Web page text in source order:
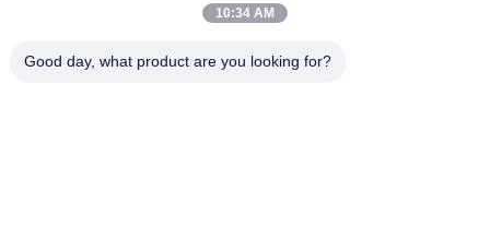
10:34 AM
Good day, what product are you looking for?